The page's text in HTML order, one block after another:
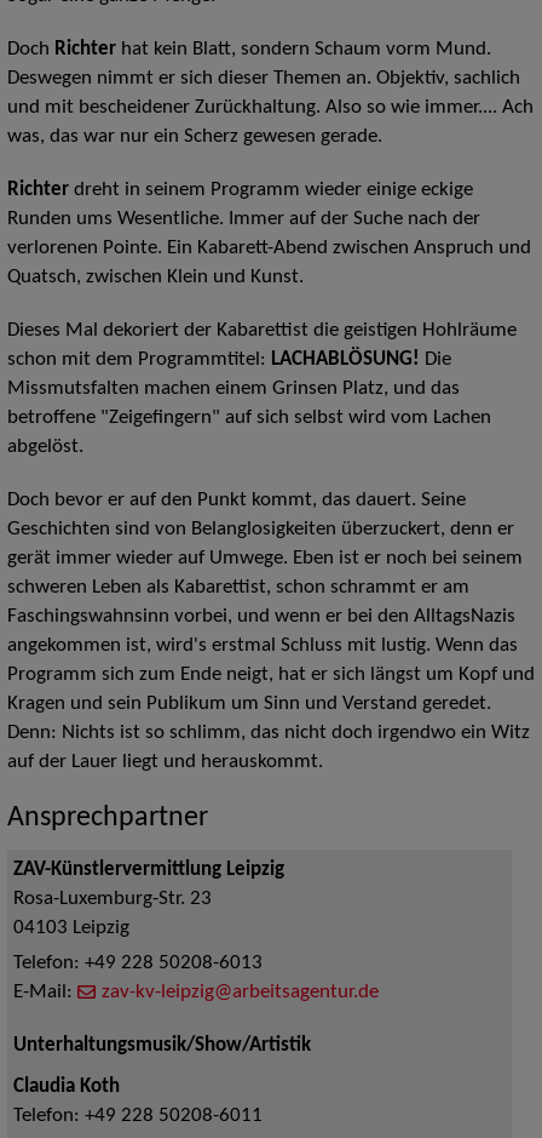
Doch Richterhat kein Blatt, sondern Schaum vorm Mund.
Deswegen nimmt er sich dieser Themen an. Objektiv, sachlich
und mit bescheidener Zurückhaltung. Also so wie immer.... Ach
was, das war nur ein Scherz gewesen gerade.
Richterdreht in seinem Programm wieder einige eckige
Runden ums Wesentliche. Immer auf der Suche nach der
verlorenen Pointe. Ein Kabarett-Abend zwischen Anspruch und
Quatsch, zwischen Klein und Kunst.
Dieses Mal dekoriert der Kabarettist die geistigen Hohlräume
schon mit dem Programmtitel: LACHABLÖSUNG! Die
Missmutsfalten machen einem Grinsen Platz, und das
betroffene "Zeigefingern" auf sich selbst wird vom Lachen
abgelöst.
Doch bevor er auf den Punkt kommt, das dauert. Seine
Geschichten sind von Belanglosigkeiten überzuckert, denn er
gerät immer wieder auf Umwege. Eben ist er noch bei seinem
schweren Leben als Kabarettist, schon schrammt er am
Faschingswahnsinn vorbei, und wenn er bei den Alltags­Nazis
angekommen ist, wird's erstmal Schluss mit lustig. Wenn das
Programm sich zum Ende neigt, hat er sich längst um Kopf und
Kragen und sein Publikum um Sinn und Verstand geredet.
Denn: Nichts ist so schlimm, das nicht doch irgendwo ein Witz
auf der Lauer liegt und herauskommt.
Ansprechpartner
ZAV-Künstlervermittlung Leipzig
Rosa-Luxemburg-Str. 23
04103 Leipzig
Telefon: +49 228 50208-6013
E-Mail:
zav-kv-leipzig@arbeitsagentur.de
Unterhaltungsmusik/Show/Artistik
Claudia Koth
Telefon: +49 228 50208-6011